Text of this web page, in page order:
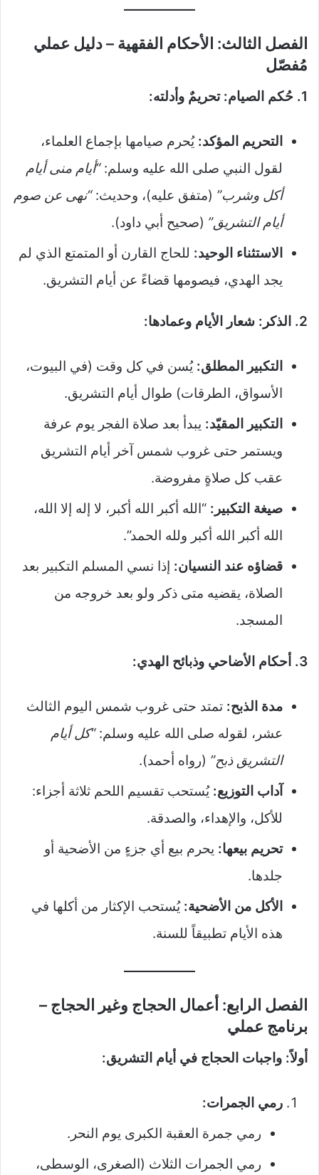
الفصل الثالث: الأحكام الفقهية – دليل عملي
مُفصّل
1. حُكم الصيام: تحريمٌ وأدلته:
التحريم المؤكد: يُحرم صيامها بإجماع العلماء،
لقول النبي صلى الله عليه وسلم:“أيام منى أيام
أكل وشرب” (متفق عليه)، وحديث:“نهى عن صوم
أيام التشريق” (صحيح أبي داود).
الاستثناء الوحيد: للحاج القارن أو المتمتع الذي لم
يجد الهدي، فيصومها قضاءً عن أيام التشريق.
2. الذكر: شعار الأيام وعمادها:
التكبير المطلق: يُسن في كل وقت (في البيوت،
الأسواق، الطرقات) طوال أيام التشريق.
التكبير المقيّد: يبدأ بعد صلاة الفجر يوم عرفة
ويستمر حتى غروب شمس آخر أيام التشريق
عقب كل صلاةٍ مفروضة.
صيغة التكبير: “الله أكبر الله أكبر، لا إله إلا الله،
الله أكبر الله أكبر ولله الحمد”.
قضاؤه عند النسيان: إذا نسي المسلم التكبير بعد
الصلاة، يقضيه متى ذكر ولو بعد خروجه من
المسجد.
3. أحكام الأضاحي وذبائح الهدي:
مدة الذبح: تمتد حتى غروب شمس اليوم الثالث
عشر، لقوله صلى الله عليه وسلم:“كل أيام
التشريق ذبح” (رواه أحمد).
آداب التوزيع: يُستحب تقسيم اللحم ثلاثة أجزاء:
للأكل، والإهداء، والصدقة.
تحريم بيعها: يحرم بيع أي جزءٍ من الأضحية أو
جلدها.
الأكل من الأضحية: يُستحب الإكثار من أكلها في
هذه الأيام تطبيقاً للسنة.
الفصل الرابع: أعمال الحجاج وغير الحجاج –
برنامج عملي
أولاً: واجبات الحجاج في أيام التشريق:
رمي الجمرات:
رمي جمرة العقبة الكبرى يوم النحر.
رمي الجمرات الثلاث (الصغرى، الوسطى،